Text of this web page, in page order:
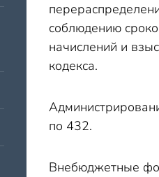
соблюдению
начислений и
кодекса.
по 432.
Внебюджетные